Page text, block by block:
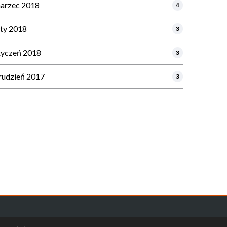
2018 4
2018 3
2018 3
2017 3